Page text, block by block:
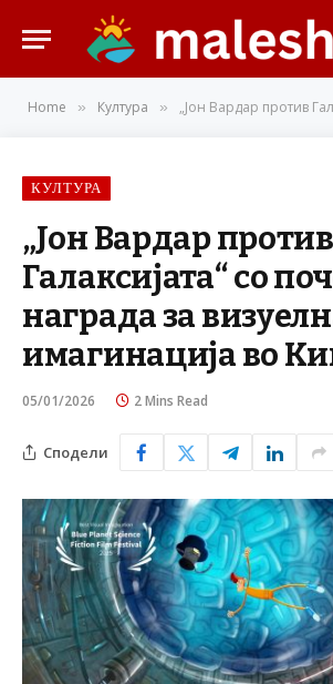
Home » Култура » „Јон Вардар против Галаксијата“ со почесна
КУЛТУРА
„Јон Вардар против
Галаксијата“ со
награда за
имагинација во
05/01/2026 2 Mins Read
Сподели